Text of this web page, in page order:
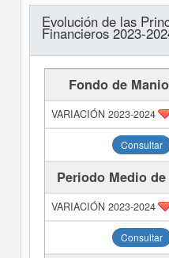
Evolución de las
Financieros 2023-
Fondo de
Consultar
Periodo Medio
Consultar